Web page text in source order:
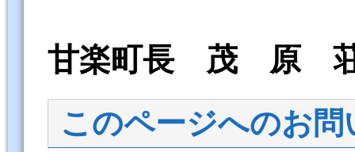
甘楽町長 茂 原
このページへのお問